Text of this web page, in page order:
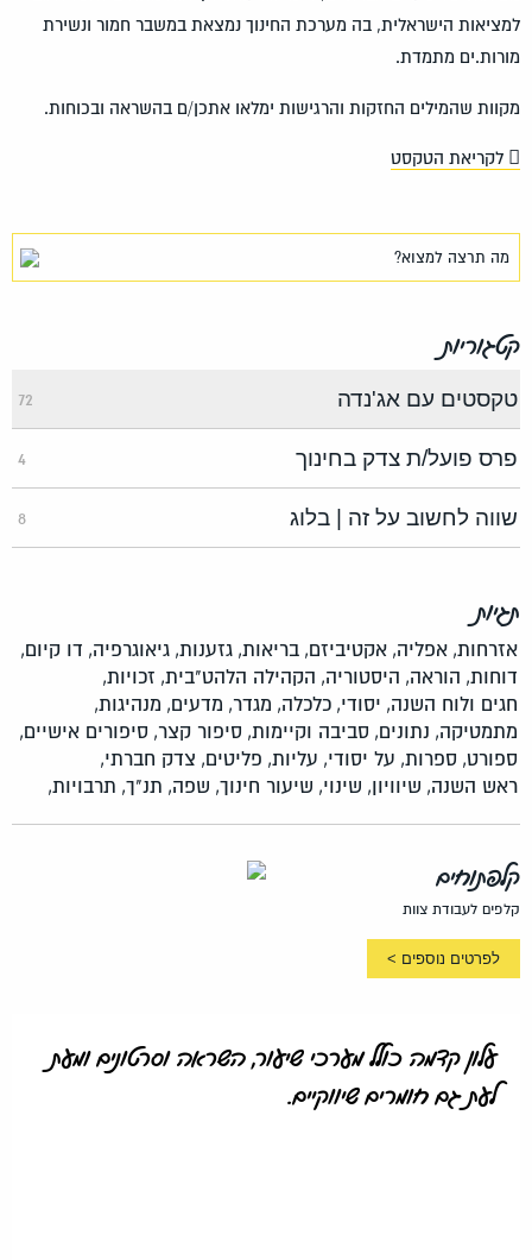
למציאות הישראלית, בה מערכת החינוך נמצאת במשבר חמור ונשירת
מורות.ים מתמדת.
מקוות שהמילים החזקות והרגישות ימלאו אתכן/ם בהשראה ובכוחות.
לקריאת הטקסט
קטגוריות
טקסטים עם אג'נדה 72
פרס פועל/ת צדק בחינוך 4
שווה לחשוב על זה | בלוג 8
תגיות
אזרחות, אפליה, אקטיביזם, בריאות, גזענות, גיאוגרפיה, דו קיום,
דוחות, הוראה, היסטוריה, הקהילה הלהט"בית, זכויות,
חגים ולוח השנה, יסודי, כלכלה, מגדר, מדעים, מנהיגות,
מתמטיקה, נתונים, סביבה וקיימות, סיפור קצר, סיפורים אישיים,
ספורט, ספרות, על יסודי, עליות, פליטים, צדק חברתי,
ראש השנה, שיוויון, שינוי, שיעור חינוך, שפה, תנ"ך, תרבויות,
קלפתוחים
קלפים לעבודת צוות
לפרטים נוספים >
עלון קדמה כולל מערכי שיעור, השראה וסרטונים ומעת
לעת גם חומרים שיווקיים.